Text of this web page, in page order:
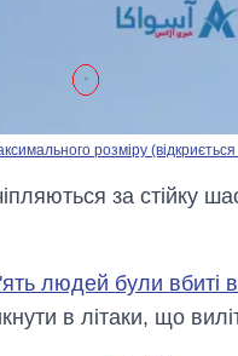
розміру (відкриється
за стійку
людей були вбиті
в літаки, що